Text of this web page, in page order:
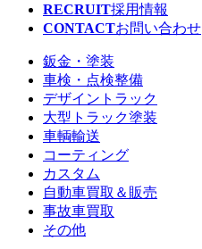
RECRUIT採用情報
CONTACTお問い合わせ
鈑金・塗装
車検・点検整備
デザイントラック
大型トラック塗装
車輌輸送
コーティング
カスタム
自動車買取＆販売
事故車買取
その他